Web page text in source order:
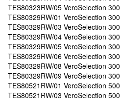
TES80323RW/05 VeroSelection 300
TES80329RW/01 VeroSelection 300
TES80329RW/03 VeroSelection 300
TES80329RW/04 VeroSelection 300
TES80329RW/05 VeroSelection 300
TES80329RW/06 VeroSelection 300
TES80329RW/08 VeroSelection 300
TES80329RW/09 VeroSelection 300
TES80521RW/01 VeroSelection 500
TES80521RW/03 VeroSelection 500